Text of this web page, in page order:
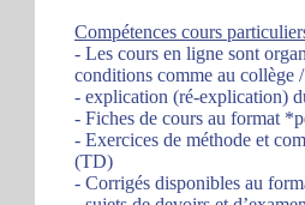
Compétences cours
- Les cours en ligne sont
conditions comme au collège
- explication (ré-explication)
- Fiches de cours au format
- Exercices de méthode et
(TD)
- Corrigés disponibles au